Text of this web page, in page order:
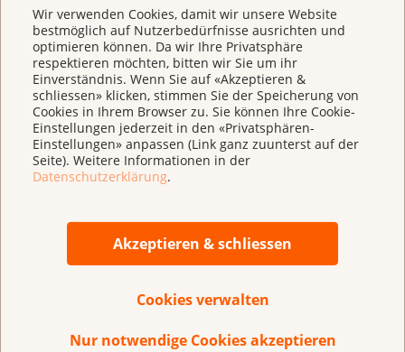
Wir verwenden Cookies, damit wir unsere Website
bestmöglich auf Nutzerbedürfnisse ausrichten und
optimieren können. Da wir Ihre Privatsphäre
respektieren möchten, bitten wir Sie um ihr
Einverständnis. Wenn Sie auf «Akzeptieren &
schliessen» klicken, stimmen Sie der Speicherung von
Cookies in Ihrem Browser zu. Sie können Ihre Cookie-
Einstellungen jederzeit in den «Privatsphären-
Einstellungen» anpassen (Link ganz zuunterst auf der
Seite). Weitere Informationen in der
Datenschutzerklärung.
Akzeptieren & schliessen
Cookies verwalten
Nur notwendige Cookies akzeptieren
Für ein rauchfreies Leben:
Beratungsangebot stopsmoking
sich vom Beratungsangebot stopsmoking